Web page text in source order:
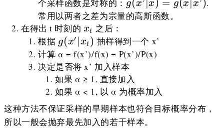
个采样函数是对称的：
x)=g(x\vert
g(x’∣x) = g(x ∣x’).
常用以两者之差为宗量的高斯函数。
在得出 t 时刻的 x_t
xt
之后：
根据 g(x'\vert
x_t)
g(x′ ∣xt ) 抽样得到一个 x’
计算 α = f(x’)/f(x) = P(x’)/P(x)
决定是否将 x’ 加入样本
如果 α ≥ 1, 直接加入
如果 α < 1, 以 α 为概率加入
这种方法不保证采样的早期样本也符合目标概率分布，
所以一般会抛弃最先加入的若干样本。